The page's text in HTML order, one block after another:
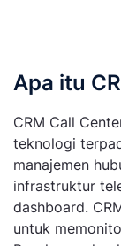
Apa itu
CRM Call
teknologi
manajemen
infrastruktur
dashboard.
untuk